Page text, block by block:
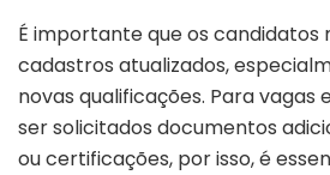
É importante que os candidatos
cadastros atualizados,
novas qualificações. Para vagas
ser solicitados documentos
ou certificações, por isso, é